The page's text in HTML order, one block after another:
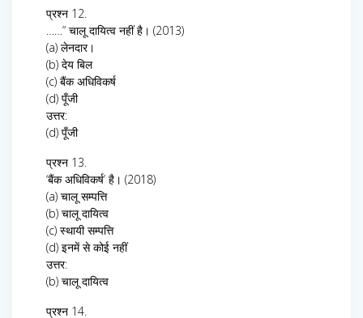
प्रश्न 12.
……” चालू दायित्व नहीं है। (2013)
(a) लेनदार।
(b) देय बिल
(c) बैंक अधिविकर्ष
(d) पूँजी
उत्तर:
(d) पूँजी
प्रश्न 13.
‘बैंक अधिविकर्ष’ है। (2018)
(a) चालू सम्पत्ति
(b) चालू दायित्व
(c) स्थायी सम्पत्ति
(d) इनमें से कोई नहीं
उत्तर:
(b) चालू दायित्व
प्रश्न 14.